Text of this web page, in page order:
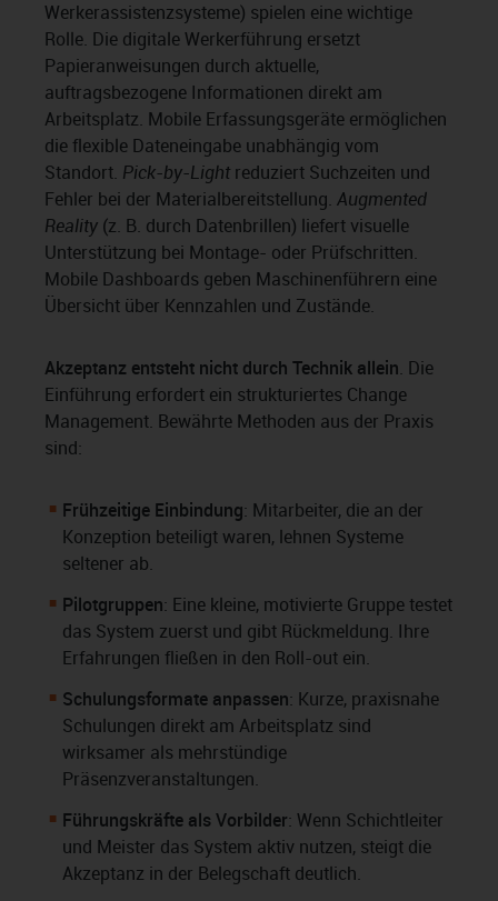
Werkerassistenzsysteme) spielen eine wichtige
Rolle. Die digitale Werkerführung ersetzt
Papieranweisungen durch aktuelle,
auftragsbezogene Informationen direkt am
Arbeitsplatz. Mobile Erfassungsgeräte ermöglichen
die flexible Dateneingabe unabhängig vom
Standort. Pick-by-Light reduziert Suchzeiten und
Fehler bei der Materialbereitstellung. Augmented
Reality (z. B. durch Datenbrillen) liefert visuelle
Unterstützung bei Montage- oder Prüfschritten.
Mobile Dashboards geben Maschinenführern eine
Übersicht über Kennzahlen und Zustände.
Akzeptanz entsteht nicht durch Technik allein. Die
Einführung erfordert ein strukturiertes Change
Management. Bewährte Methoden aus der Praxis
sind:
Frühzeitige Einbindung: Mitarbeiter, die an der
Konzeption beteiligt waren, lehnen Systeme
seltener ab.
Pilotgruppen: Eine kleine, motivierte Gruppe testet
das System zuerst und gibt Rückmeldung. Ihre
Erfahrungen fließen in den Roll-out ein.
Schulungsformate anpassen: Kurze, praxisnahe
Schulungen direkt am Arbeitsplatz sind
wirksamer als mehrstündige
Präsenzveranstaltungen.
Führungskräfte als Vorbilder: Wenn Schichtleiter
und Meister das System aktiv nutzen, steigt die
Akzeptanz in der Belegschaft deutlich.